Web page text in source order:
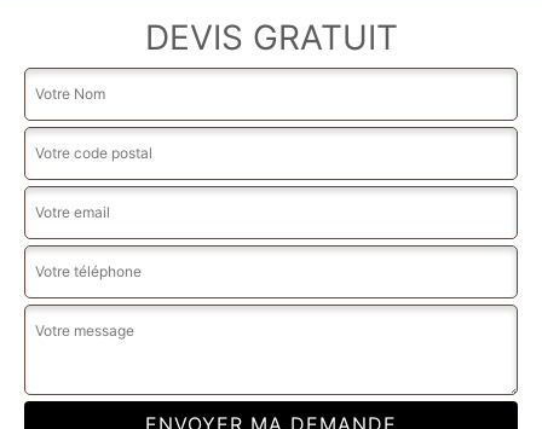
DEVIS GRATUIT